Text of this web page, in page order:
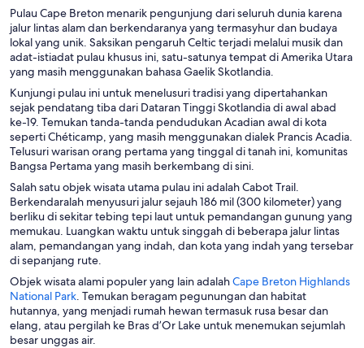
Pulau Cape Breton menarik pengunjung dari seluruh dunia karena
jalur lintas alam dan berkendaranya yang termasyhur dan budaya
lokal yang unik. Saksikan pengaruh Celtic terjadi melalui musik dan
adat-istiadat pulau khusus ini, satu-satunya tempat di Amerika Utara
yang masih menggunakan bahasa Gaelik Skotlandia.
Kunjungi pulau ini untuk menelusuri tradisi yang dipertahankan
sejak pendatang tiba dari Dataran Tinggi Skotlandia di awal abad
ke-19. Temukan tanda-tanda pendudukan Acadian awal di kota
seperti Chéticamp, yang masih menggunakan dialek Prancis Acadia.
Telusuri warisan orang pertama yang tinggal di tanah ini, komunitas
Bangsa Pertama yang masih berkembang di sini.
Salah satu objek wisata utama pulau ini adalah Cabot Trail.
Berkendaralah menyusuri jalur sejauh 186 mil (300 kilometer) yang
berliku di sekitar tebing tepi laut untuk pemandangan gunung yang
memukau. Luangkan waktu untuk singgah di beberapa jalur lintas
alam, pemandangan yang indah, dan kota yang indah yang tersebar
di sepanjang rute.
Objek wisata alami populer yang lain adalahCape Breton Highlands
National ParkT
e
r
b
. Temukan beragam pegunungan dan habitat
hutannya, yang menjadi rumah hewan termasuk rusa besar dan
elang, atau pergilah ke Bras d’Or Lake untuk menemukan sejumlah
besar unggas air.